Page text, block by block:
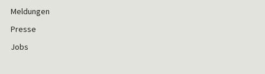
Meldungen
Presse
Jobs